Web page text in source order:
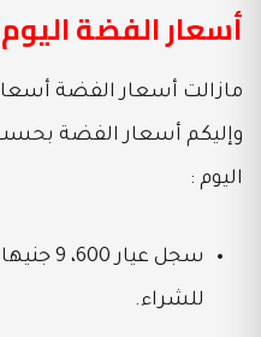
أسعار الفضة اليوم
مازالت أسعار الفضة
وإليكم أسعار الفضة
اليوم :
للشراء.